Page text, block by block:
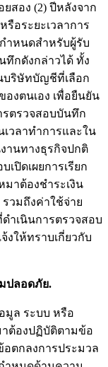
สอง (2) ปีหลังจาก
รือระยะเวลาการ
ำหนดสำหรับผู้รับ
ทึกดังกล่าวได้ ทั้ง
บริษัทบัญชีที่เลือก
องตนเอง เพื่อยืนยัน
รตรวจสอบบันทึก
เวลาทำการและใน
านทางธุรกิจปกติ
เปิดเผยการเรียก
มาต้องชำระเงิน
วมถึงค่าใช้จ่าย
ำเนินการตรวจสอบ
งให้ทราบเกี่ยวกับ
ปลอดภัย.
มูล ระบบ หรือ
าต้องปฏิบัติตามข้อ
ตกลงการประมวล